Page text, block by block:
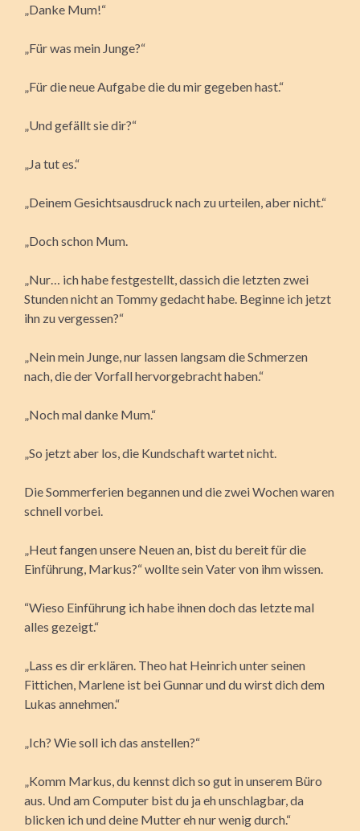
„Danke Mum!“
„Für was mein Junge?“
„Für die neue Aufgabe die du mir gegeben hast.“
„Und gefällt sie dir?“
„Ja tut es.“
„Deinem Gesichtsausdruck nach zu urteilen, aber nicht.“
„Doch schon Mum.
„Nur… ich habe festgestellt, dassich die letzten zwei
Stunden nicht an Tommy gedacht habe. Beginne ich jetzt
ihn zu vergessen?“
„Nein mein Junge, nur lassen langsam die Schmerzen
nach, die der Vorfall hervorgebracht haben.“
„Noch mal danke Mum.“
„So jetzt aber los, die Kundschaft wartet nicht.
Die Sommerferien begannen und die zwei Wochen waren
schnell vorbei.
„Heut fangen unsere Neuen an, bist du bereit für die
Einführung, Markus?“ wollte sein Vater von ihm wissen.
“Wieso Einführung ich habe ihnen doch das letzte mal
alles gezeigt.“
„Lass es dir erklären. Theo hat Heinrich unter seinen
Fittichen, Marlene ist bei Gunnar und du wirst dich dem
Lukas annehmen.“
„Ich? Wie soll ich das anstellen?“
„Komm Markus, du kennst dich so gut in unserem Büro
aus. Und am Computer bist du ja eh unschlagbar, da
blicken ich und deine Mutter eh nur wenig durch.“